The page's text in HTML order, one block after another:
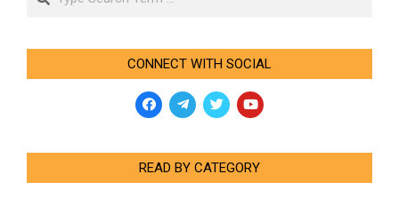
CONNECT WITH SOCIAL
READ BY CATEGORY